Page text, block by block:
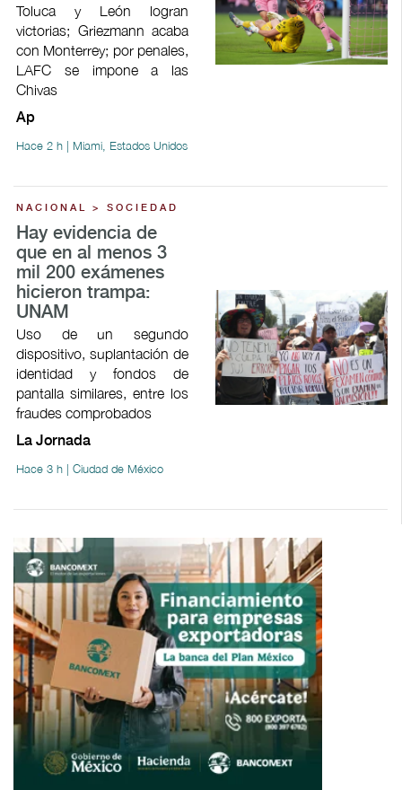
Toluca y León logran
victorias; Griezmann acaba
con Monterrey; por penales,
LAFC se impone a las
Chivas
Ap
Hace 2 h | Miami, Estados Unidos
NACIONAL > SOCIEDAD
Hay evidencia de
que en al menos 3
mil 200 exámenes
hicieron trampa:
UNAM
Uso de un segundo
dispositivo, suplantación de
identidad y fondos de
pantalla similares, entre los
fraudes comprobados
La Jornada
Hace 3 h | Ciudad de México